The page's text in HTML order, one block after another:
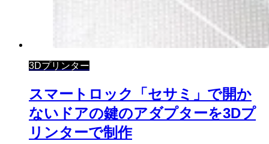
3Dプリンター
スマートロック「セサミ」で開か
ないドアの鍵のアダプターを3Dプ
リンターで制作